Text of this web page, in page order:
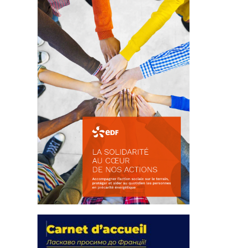
d’intérêts
18 septembre 2023
FEUILLETER
actions
18 septembre 2023